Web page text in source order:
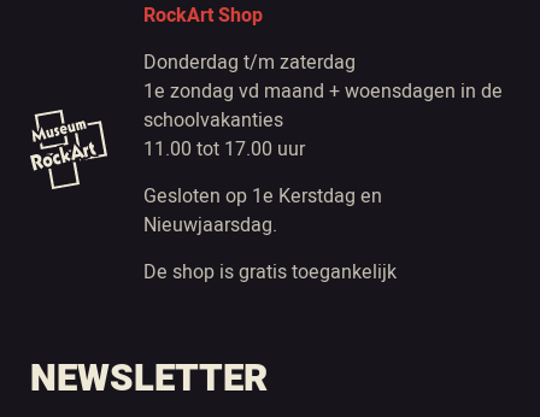
RockArt Shop
Donderdag t/m zaterdag
1e zondag vd maand + woensdagen in de
schoolvakanties
11.00 tot 17.00 uur
Gesloten op 1e Kerstdag en
Nieuwjaarsdag.
De shop is gratis toegankelijk
NEWSLETTER